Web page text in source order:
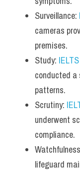
Surveillance:
cameras
premises.
Study:
conducted
patterns.
Scrutiny:
underwent
compliance.
lifeguard